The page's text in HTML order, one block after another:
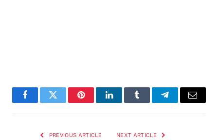
FacebookTwitter PinterestLinkedInTumblr TelegramEmail
PREVIOUS ARTICLE NEXT ARTICLE